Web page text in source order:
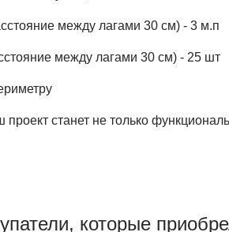
между лагами 30 см) - 3 м.п
между лагами 30 см) - 25 шт
станет не только
которые